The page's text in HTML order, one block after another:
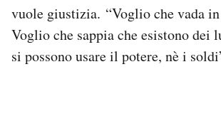
vuole giustizia. “Voglio che vada
Voglio che sappia che esistono dei
si possono usare il potere, nè i